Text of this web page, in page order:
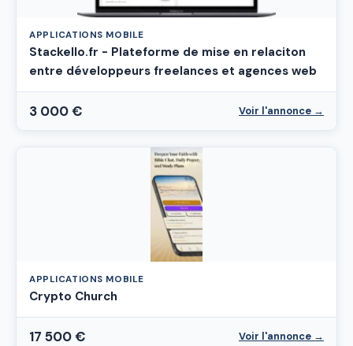
APPLICATIONS MOBILE
Stackello.fr - Plateforme de mise en relaciton
entre développeurs freelances et agences web
3 000 € Voir l'annonce →
APPLICATIONS MOBILE
Crypto Church
17 500 € Voir l'annonce →